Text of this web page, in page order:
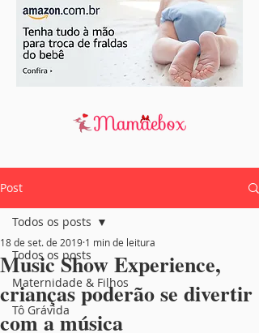
Post
Todos os posts
Maternidade & Filhos
Tô Grávida
Todos os posts
Music Show Experience,
crianças poderão se divertir
com a música
18 de set. de 2019 1 min de leitura